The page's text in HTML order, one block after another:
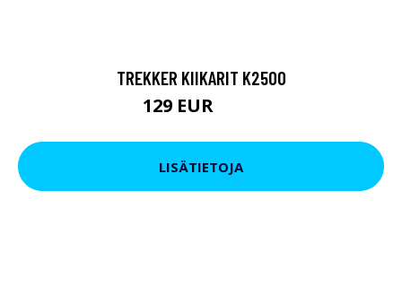
TREKKER KIIKARIT K2500
129 EUR
LISÄTIETOJA